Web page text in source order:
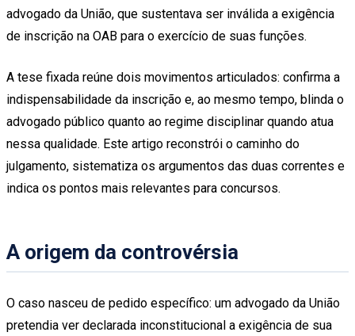
advogado da União, que sustentava ser inválida a exigência
de inscrição na OAB para o exercício de suas funções.
A tese fixada reúne dois movimentos articulados: confirma a
indispensabilidade da inscrição e, ao mesmo tempo, blinda o
advogado público quanto ao regime disciplinar quando atua
nessa qualidade. Este artigo reconstrói o caminho do
julgamento, sistematiza os argumentos das duas correntes e
indica os pontos mais relevantes para concursos.
A origem da controvérsia
O caso nasceu de pedido específico: um advogado da União
pretendia ver declarada inconstitucional a exigência de sua